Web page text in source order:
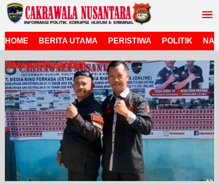
Lewati
ke
HOME
BERITA UTAMA PERISTIWA POLITIK